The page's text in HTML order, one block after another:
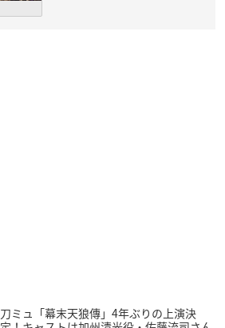
刀ミュ「幕末天狼傳」4年ぶりの上演決